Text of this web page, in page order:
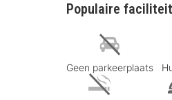
Populaire
Geen parkeerplaats